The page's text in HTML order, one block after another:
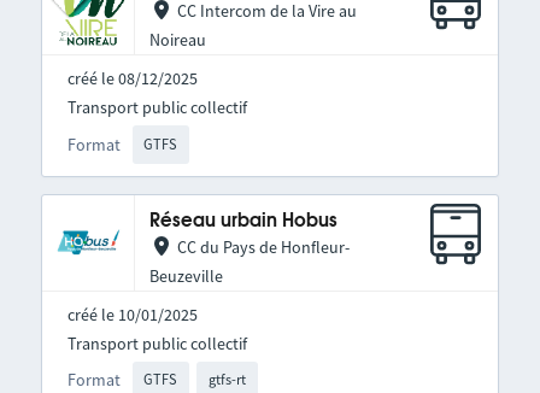
CC Intercom de la Vire au
Noireau
créé le 08/12/2025
Format GTFS
Transport public collectif
Réseau urbain Hobus
CC du Pays de Honfleur-
Beuzeville
créé le 10/01/2025
Format GTFS gtfs-rt
Transport public collectif